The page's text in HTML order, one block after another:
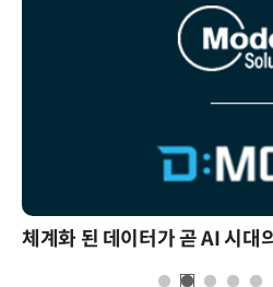
체계화 된 데이터가 곧 AI 시대